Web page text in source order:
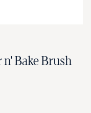
Bake Brush